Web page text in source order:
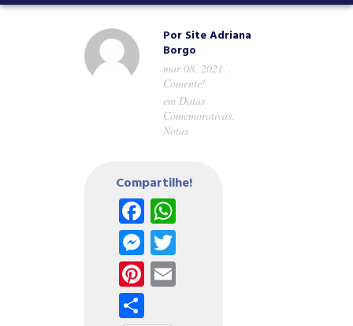
Por Site Adriana
Borgo
mar 08, 2021
Comente!
em Datas
Comemorativas,
Notas
Compartilhe!
Facebook
WhatsApp
Messenger
Twitter
Pinterest
Email
Share